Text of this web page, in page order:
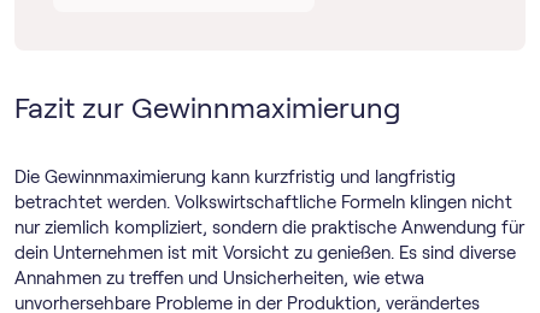
Fazit zur Gewinnmaximierung
Die Gewinnmaximierung kann kurzfristig und langfristig
betrachtet werden. Volkswirtschaftliche Formeln klingen nicht
nur ziemlich kompliziert, sondern die praktische Anwendung für
dein Unternehmen ist mit Vorsicht zu genießen. Es sind diverse
Annahmen zu treffen und Unsicherheiten, wie etwa
unvorhersehbare Probleme in der Produktion, verändertes